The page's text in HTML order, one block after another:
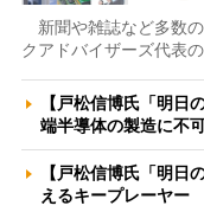
新聞や雑誌など多数
クアドバイザーズ代表
【戸松信博氏「明日
端半導体の製造に不
【戸松信博氏「明日
えるキープレーヤ